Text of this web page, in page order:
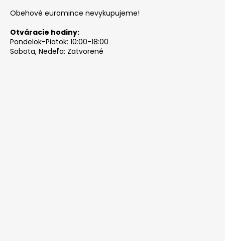
Obehové euromince nevykupujeme!
Otváracie hodiny:
Pondelok-Piatok: 10:00-18:00
Sobota, Nedeľa: Zatvorené